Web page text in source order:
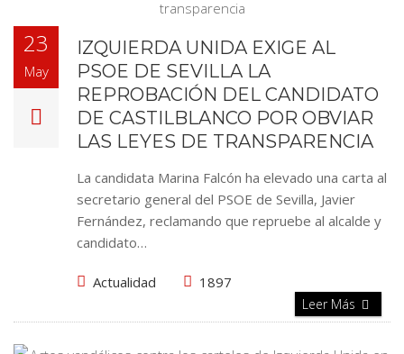
23
May
IZQUIERDA UNIDA EXIGE AL
PSOE DE SEVILLA LA
REPROBACIÓN DEL CANDIDATO
DE CASTILBLANCO POR OBVIAR
LAS LEYES DE TRANSPARENCIA
La candidata Marina Falcón ha elevado una carta al
secretario general del PSOE de Sevilla, Javier
Fernández, reclamando que repruebe al alcalde y
candidato…
Actualidad 1897
Leer Más